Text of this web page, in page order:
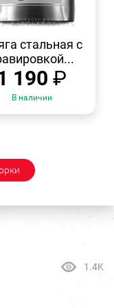
ПРОСМОТР
стальная с
190 ₽
В наличии
1.4K